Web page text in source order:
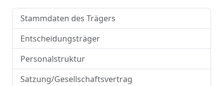
Stammdaten des Trägers
Entscheidungsträger
Personalstruktur
Satzung/Gesellschaftsvertrag